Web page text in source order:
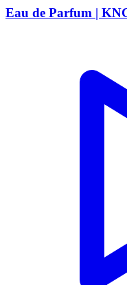
Eau de Parfum |